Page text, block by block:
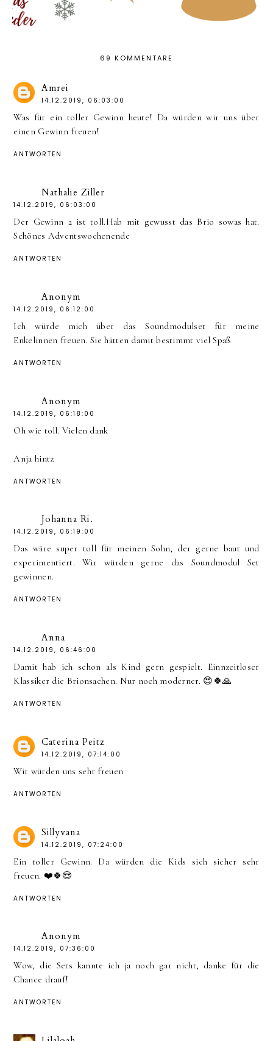
69 KOMMENTARE
Amrei
14.12.2019, 06:03:00
Was für ein toller Gewinn heute! Da würden wir uns über
einen Gewinn freuen!
ANTWORTEN
Nathalie Ziller
14.12.2019, 06:03:00
Der Gewinn 2 ist toll.Hab mit gewusst das Brio sowas hat.
Schönes Adventswochenende
ANTWORTEN
Anonym
14.12.2019, 06:12:00
Ich würde mich über das Soundmodulset für meine
Enkelinnen freuen. Sie hätten damit bestimmt viel Spaß
ANTWORTEN
Anonym
14.12.2019, 06:18:00
Oh wie toll. Vielen dank
Anja hintz
ANTWORTEN
Johanna Ri.
14.12.2019, 06:19:00
Das wäre super toll für meinen Sohn, der gerne baut und
experimentiert. Wir würden gerne das Soundmodul Set
gewinnen.
ANTWORTEN
Anna
14.12.2019, 06:46:00
Damit hab ich schon als Kind gern gespielt. Einnzeitloser
Klassiker die Brionsachen. Nur noch moderner. 😍🍀🙏
ANTWORTEN
Caterina Peitz
14.12.2019, 07:14:00
Wir würden uns sehr freuen
ANTWORTEN
Sillyvana
14.12.2019, 07:24:00
Ein toller Gewinn. Da würden die Kids sich sicher sehr
freuen. ❤️🍀😍
ANTWORTEN
Anonym
14.12.2019, 07:36:00
Wow, die Sets kannte ich ja noch gar nicht, danke für die
Chance drauf!
ANTWORTEN